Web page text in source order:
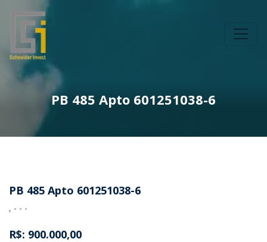
PB 485 Apto 601251038-6
PB 485 Apto 601251038-6
, - - -
R$: 900.000,00